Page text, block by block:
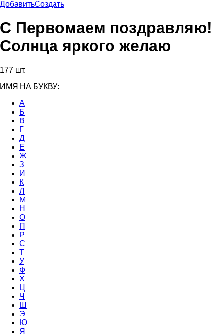
ДобавитьСоздать
С Первомаем поздравляю!
Солнца яркого желаю
177 шт.
ИМЯ НА БУКВУ:
А
Б
В
Г
Д
Е
Ж
З
И
К
Л
М
Н
О
П
Р
С
Т
У
Ф
Х
Ц
Ч
Ш
Э
Ю
Я